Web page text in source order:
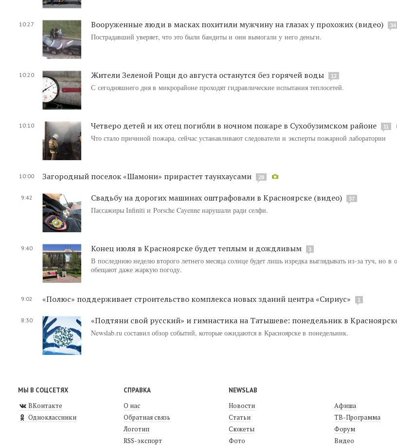
10:27 Вооруженные люди в масках похитили мужчину на глазах у прохожих (видео) 34
Пострадавший уверяет, что это были бандиты и они вымогали у него деньги.
10:20 Жители Зеленой Рощи до августа останутся без горячей воды 12
С сегодняшнего дня в микрорайоне проходят гидравлические испытания теплосетей.
10:10 Четверо детей и их отец погибли в ночном пожаре в Сухобузимском районе 11
Что стало причиной пожара, сейчас устанавливают следователи и эксперты пожарной лаборатории
10:00 Загородный поселок «Шамони» прирастет таунхаусами 28
9:42 Свадьбу на дорогих машинах оштрафовали в Красноярске (видео) 37
Пассажиры Infiniti и Porsсhe Cayenne нарушали ради селфи.
9:40 Конец июля в Красноярске будет теплым и дождливым 3
В последнюю неделю второго летнего месяца солнце будет лишь изредка выглядывать из-за туч, но в
обещают даже жаркую погоду.
9:02 «Полюс» поддерживает строительство комплекса новых зданий центра «Сириус» 1
8:30 «Подтяни свой русский» и гимнастика на Татышеве: понедельник в
Newslab.ru составил обзор событий, которые ожидаются в Красноярске в понедельник.
МЫ В СОЦСЕТЯХ
ВКонтакте
Одноклассники
СПРАВКА
О нас
Обратная связь
Логотип
RSS-экспорт
NEWSLAB
Новости
Статьи
Сюжеты
Фото
Афиша
ТВ-Программа
Форум
Видео